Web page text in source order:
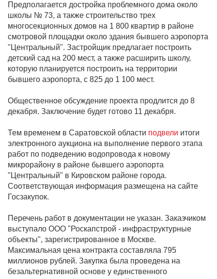
Предполагается достройка проблемного дома около
школы № 73, а также строительство трех
многосекционных домов на 1 800 квартир в районе
смотровой площадки около здания бывшего аэропорта
"Центральный". Застройщик предлагает построить
детский сад на 200 мест, а также расширить школу,
которую планируется построить на территории
бывшего аэропорта, с 825 до 1 100 мест.
Общественное обсуждение проекта продлится до 8
декабря. Заключение будет готово 11 декабря.
Тем временем в Саратовской области подвели итоги
электронного аукциона на выполнение первого этапа
работ по подведению водопровода к новому
микрорайону в районе бывшего аэропорта
"Центральный" в Кировском районе города.
Соответствующая информация размещена на сайте
Госзакупок.
Перечень работ в документации не указан. Заказчиком
выступало ООО "Роскапстрой - инфраструктурные
объекты", зарегистрированное в Москве.
Максимальная цена контракта составляла 795
миллионов рублей. Закупка была проведена на
безальтернативной основе у единственного